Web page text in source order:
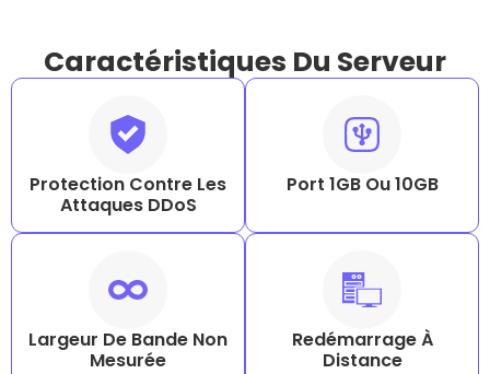
Caractéristiques Du Serveur
Protection Contre Les
Attaques DDoS
Port 1GB Ou 10GB
Largeur De Bande Non
Mesurée
Redémarrage À
Distance